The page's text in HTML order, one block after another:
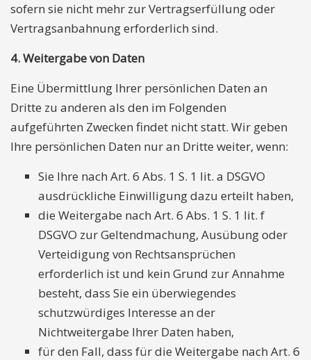
sofern sie nicht mehr zur Vertragserfüllung oder
Vertragsanbahnung erforderlich sind.
4. Weitergabe von Daten
Eine Übermittlung Ihrer persönlichen Daten an
Dritte zu anderen als den im Folgenden
aufgeführten Zwecken findet nicht statt. Wir geben
Ihre persönlichen Daten nur an Dritte weiter, wenn:
Sie Ihre nach Art. 6 Abs. 1 S. 1 lit. a DSGVO
ausdrückliche Einwilligung dazu erteilt haben,
die Weitergabe nach Art. 6 Abs. 1 S. 1 lit. f
DSGVO zur Geltendmachung, Ausübung oder
Verteidigung von Rechtsansprüchen
erforderlich ist und kein Grund zur Annahme
besteht, dass Sie ein überwiegendes
schutzwürdiges Interesse an der
Nichtweitergabe Ihrer Daten haben,
für den Fall, dass für die Weitergabe nach Art. 6